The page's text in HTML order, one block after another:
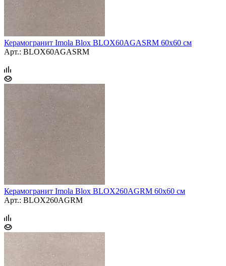
Керамогранит Imola Blox BLOX60AGASRM 60x60 см
Арт.: BLOX60AGASRM
Керамогранит Imola Blox BLOX260AGRM 60x60 см
Арт.: BLOX260AGRM